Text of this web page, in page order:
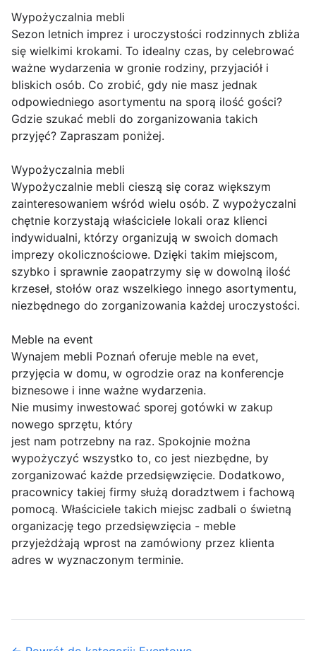
Wypożyczalnia mebli
Sezon letnich imprez i uroczystości rodzinnych zbliża
się wielkimi krokami. To idealny czas, by celebrować
ważne wydarzenia w gronie rodziny, przyjaciół i
bliskich osób. Co zrobić, gdy nie masz jednak
odpowiedniego asortymentu na sporą ilość gości?
Gdzie szukać mebli do zorganizowania takich
przyjęć? Zapraszam poniżej.
Wypożyczalnia mebli
Wypożyczalnie mebli cieszą się coraz większym
zainteresowaniem wśród wielu osób. Z wypożyczalni
chętnie korzystają właściciele lokali oraz klienci
indywidualni, którzy organizują w swoich domach
imprezy okolicznościowe. Dzięki takim miejscom,
szybko i sprawnie zaopatrzymy się w dowolną ilość
krzeseł, stołów oraz wszelkiego innego asortymentu,
niezbędnego do zorganizowania każdej uroczystości.
Meble na event
Wynajem mebli Poznań oferuje meble na evet,
przyjęcia w domu, w ogrodzie oraz na konferencje
biznesowe i inne ważne wydarzenia.
Nie musimy inwestować sporej gotówki w zakup
nowego sprzętu, który
jest nam potrzebny na raz. Spokojnie można
wypożyczyć wszystko to, co jest niezbędne, by
zorganizować każde przedsięwzięcie. Dodatkowo,
pracownicy takiej firmy służą doradztwem i fachową
pomocą. Właściciele takich miejsc zadbali o świetną
organizację tego przedsięwzięcia - meble
przyjeżdżają wprost na zamówiony przez klienta
adres w wyznaczonym terminie.